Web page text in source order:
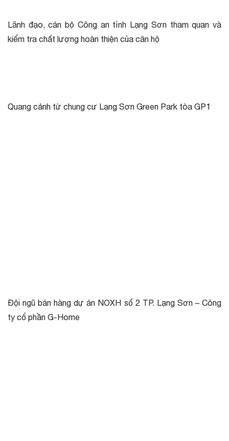
Lãnh đạo, cán bộ Công an tỉnh Lạng Sơn tham quan và
kiểm tra chất lượng hoàn thiện của căn hộ
Quang cảnh từ chung cư Lạng Sơn Green Park tòa GP1
Đội ngũ bán hàng dự án NOXH số 2 TP. Lạng Sơn – Công
ty cổ phần G-Home